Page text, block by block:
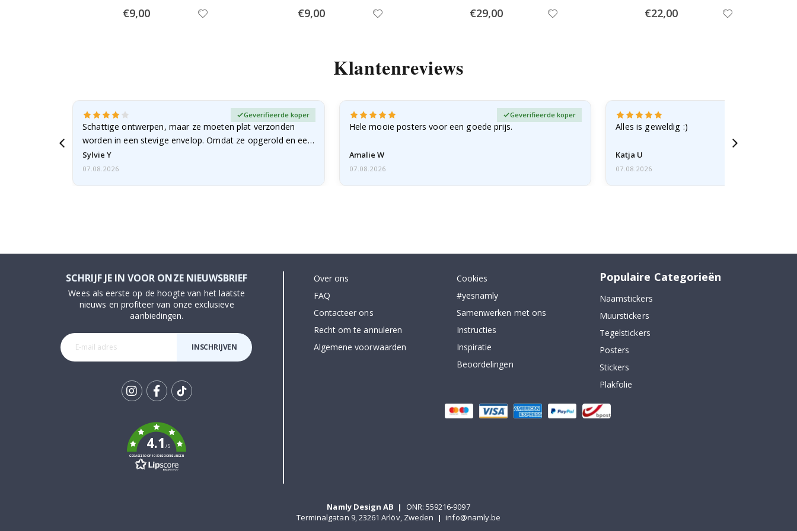
Special
Price
€9,00 Special
Price
€9,00 Special
Price
€29,00 Special
Price
€22,00
Klantenreviews
Schattige ontwerpen, maar ze moeten plat verzonden
worden in een stevige envelop. Omdat ze opgerold en een
beetje…
Sylvie Y
Geverifieerde koper
07.08.2026
Hele mooie posters voor een goede prijs.
Amalie W
Geverifieerde koper
07.08.2026
Alles is geweldig :)
Katja U
07.08.2026
SCHRIJF JE IN VOOR ONZE NIEUWSBRIEF
Wees als eerste op de hoogte van het laatste
nieuws en profiteer van onze exclusieve
aanbiedingen.
INSCHRIJVEN
k
4.1/5
GEBASEERD OP 1030 BEOORDELINGEN
Over ons
FAQ
Contacteer ons
Recht om te annuleren
Algemene voorwaarden
Cookies
#yesnamly
Samenwerken met ons
Instructies
Inspiratie
Beoordelingen
Populaire Categorieën
Naamstickers
Muurstickers
Tegelstickers
Posters
Stickers
Plakfolie
Namly Design AB |
ONR: 559216-9097
Terminalgatan 9, 23261 Arlöv, Zweden | info@namly.be